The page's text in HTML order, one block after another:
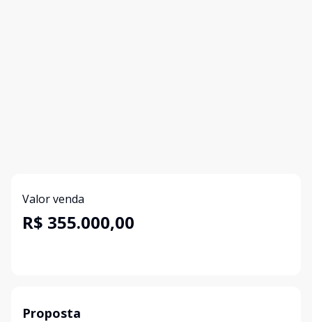
Valor venda
R$ 355.000,00
Proposta